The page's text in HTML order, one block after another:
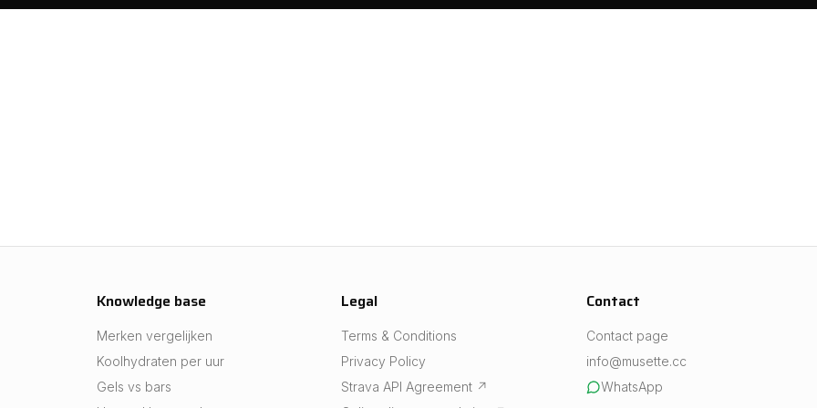
Knowledge base
Merken vergelijken
Koolhydraten per uur
Gels vs bars
Legal
Terms & Conditions
Privacy Policy
Strava API Agreement ↗
Contact
Contact page
info@musette.cc
WhatsApp